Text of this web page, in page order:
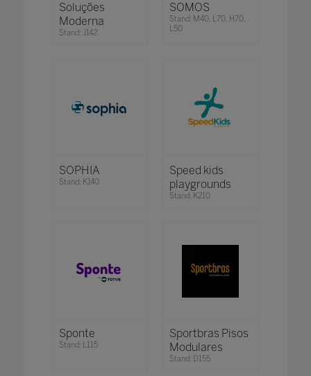
Soluções
Moderna
Stand: J142
SOMOS
Stand: M40, L70, H70,
L50
SOPHIA
Stand: K140
Speed kids
playgrounds
Stand: K210
Sponte
Stand: L115
Sportbras Pisos
Modulares
Stand: D155